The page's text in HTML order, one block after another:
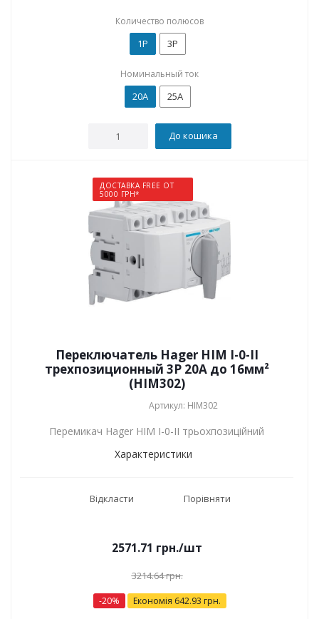
Количество полюсов
1P 3P
Номинальный ток
20А 25А
До кошика
ДОСТАВКА FREE ОТ
5000 ГРН*
Переключатель Hager HIM I-0-II
трехпозиционный 3P 20А до 16мм²
(HIM302)
Артикул: HIM302
Перемикач Hager HIM I-0-II трьохпозиційний
Характеристики
Відкласти Порівняти
2571.71 грн./шт
3214.64грн.
-20% Економія 642.93 грн.